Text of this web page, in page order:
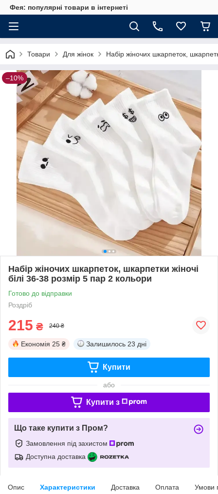
Фея: популярні товари в інтернеті
Товари Для жінок Набір жіночих шкарпеток,
–10%
Набір жіночих шкарпеток, шкарпетки жіночі
білі 36-38 розмір 5 пар 2 кольори
Готово до відправки
Роздріб
215 ₴ 240 ₴
Економія 25 ₴ Залишилось 23 дні
Купити
або
Купити з
Що таке купити з Пром?
Замовлення під захистом
Доступна доставка
Опис Характеристики Доставка Оплата Умови